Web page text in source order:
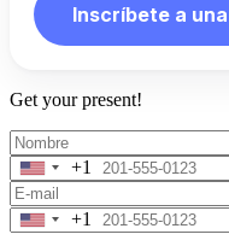
Inscríbete a
Get your present!
United
States
+1
+1
United
+1